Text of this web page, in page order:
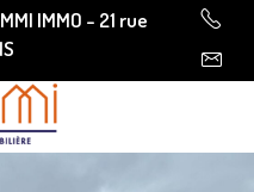
IMMO - 21 rue